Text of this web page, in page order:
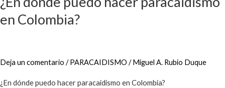
en Colombia?
Deja un comentario /PARACAIDISMO /Miguel A. Rubio Duque
¿En dónde puedo hacer paracaidismo en Colombia?